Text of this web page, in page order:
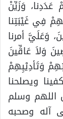
وَزَيِّنْ
فِي غَيْبَتِنا
وَعَلَيَّ أمرنا
وَلاَ عَاقِّينَ
وَتَأدِيْبِهِمْ
ويصلحنا
اللهم وسلم
آله وصحبه